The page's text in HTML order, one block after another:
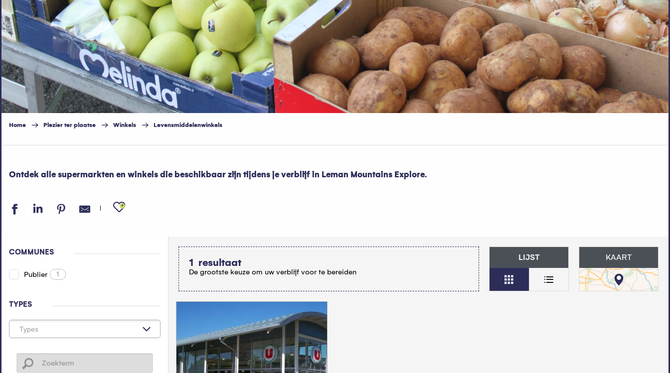
Home Plezier ter plaatse Winkels Levensmiddelenwinkels
Ontdek alle supermarkten en winkels die beschikbaar zijn tijdens je verblijf in Leman Mountains Explore.
Ajouter aux favoris
COMMUNES
Publier 1
TYPES
1 resultaat
De grootste keuze om uw verblijf voor te bereiden
LIJST KAART